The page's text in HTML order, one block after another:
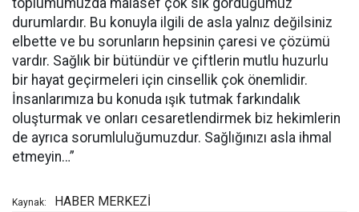
toplumumuzda malasef çok sık gördüğümüz
durumlardır. Bu konuyla ilgili de asla yalnız değilsiniz
elbette ve bu sorunların hepsinin çaresi ve çözümü
vardır. Sağlık bir bütündür ve çiftlerin mutlu huzurlu
bir hayat geçirmeleri için cinsellik çok önemlidir.
İnsanlarımıza bu konuda ışık tutmak farkındalık
oluşturmak ve onları cesaretlendirmek biz hekimlerin
de ayrıca sorumluluğumuzdur. Sağlığınızı asla ihmal
etmeyin…”
Kaynak: HABER MERKEZİ